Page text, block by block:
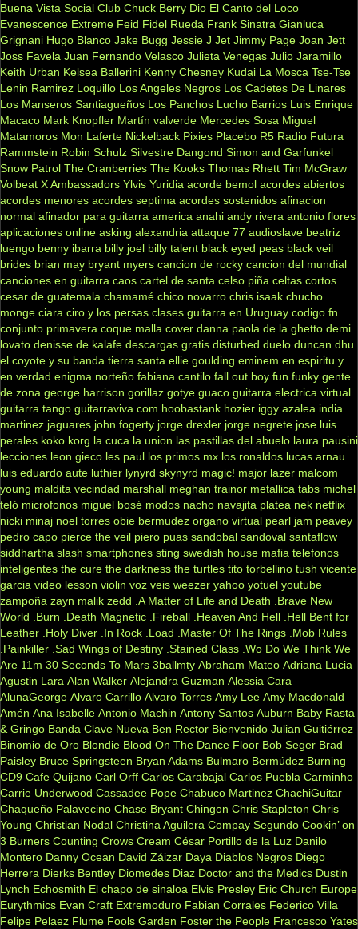
Buena Vista Social Club Chuck Berry Dio El Canto del Loco
Evanescence Extreme Feid Fidel Rueda Frank Sinatra Gianluca
Grignani Hugo Blanco Jake Bugg Jessie J Jet Jimmy Page Joan Jett
Joss Favela Juan Fernando Velasco Julieta Venegas Julio Jaramillo
Keith Urban Kelsea Ballerini Kenny Chesney Kudai La Mosca Tse-Tse
Lenin Ramirez Loquillo Los Angeles Negros Los Cadetes De Linares
Los Manseros Santiagueños Los Panchos Lucho Barrios Luis Enrique
Macaco Mark Knopfler Martín valverde Mercedes Sosa Miguel
Matamoros Mon Laferte Nickelback Pixies Placebo R5 Radio Futura
Rammstein Robin Schulz Silvestre Dangond Simon and Garfunkel
Snow Patrol The Cranberries The Kooks Thomas Rhett Tim McGraw
Volbeat X Ambassadors Ylvis Yuridia acorde bemol acordes abiertos
acordes menores acordes septima acordes sostenidos afinacion
normal afinador para guitarra america anahi andy rivera antonio flores
aplicaciones online asking alexandria attaque 77 audioslave beatriz
luengo benny ibarra billy joel billy talent black eyed peas black veil
brides brian may bryant myers cancion de rocky cancion del mundial
canciones en guitarra caos cartel de santa celso piña celtas cortos
cesar de guatemala chamamé chico novarro chris isaak chucho
monge ciara ciro y los persas clases guitarra en Uruguay codigo fn
conjunto primavera coque malla cover danna paola de la ghetto demi
lovato denisse de kalafe descargas gratis disturbed duelo duncan dhu
el coyote y su banda tierra santa ellie goulding eminem en espiritu y
en verdad enigma norteño fabiana cantilo fall out boy fun funky gente
de zona george harrison gorillaz gotye guaco guitarra electrica virtual
guitarra tango guitarraviva.com hoobastank hozier iggy azalea india
martinez jaguares john fogerty jorge drexler jorge negrete jose luis
perales koko korg la cuca la union las pastillas del abuelo laura pausini
lecciones leon gieco les paul los primos mx los ronaldos lucas arnau
luis eduardo aute luthier lynyrd skynyrd magic! major lazer malcom
young maldita vecindad marshall meghan trainor metallica tabs michel
teló microfonos miguel bosé modos nacho navajita platea nek netflix
nicki minaj noel torres obie bermudez organo virtual pearl jam peavey
pedro capo pierce the veil piero puas sandobal sandoval santaflow
siddhartha slash smartphones sting swedish house mafia telefonos
inteligentes the cure the darkness the turtles tito torbellino tush vicente
garcia video lesson violin voz veis weezer yahoo yotuel youtube
zampoña zayn malik zedd .A Matter of Life and Death
.Brave New
World
.Burn .Death Magnetic .Fireball .Heaven And Hell .Hell Bent for
Leather .Holy Diver .In Rock .Load .Master Of The Rings .Mob Rules
.Painkiller .Sad Wings of Destiny .Stained Class .Wo Do We Think We
Are 11m 30 Seconds To Mars 3ballmty Abraham Mateo Adriana Lucia
Agustin Lara Alan Walker Alejandra Guzman Alessia Cara
AlunaGeorge Alvaro Carrillo Alvaro Torres Amy Lee Amy Macdonald
Amén Ana Isabelle Antonio Machin Antony Santos Auburn Baby Rasta
& Gringo Banda Clave Nueva Ben Rector Bienvenido Julian Guitiérrez
Binomio de Oro Blondie Blood On The Dance Floor Bob Seger Brad
Paisley Bruce Springsteen Bryan Adams Bulmaro Bermúdez Burning
CD9 Cafe Quijano Carl Orff Carlos Carabajal Carlos Puebla Carminho
Carrie Underwood Cassadee Pope Chabuco Martinez ChachiGuitar
Chaqueño Palavecino Chase Bryant Chingon Chris Stapleton Chris
Young Christian Nodal Christina Aguilera Compay Segundo Cookin’ on
3 Burners Counting Crows Cream César Portillo de la Luz Danilo
Montero Danny Ocean David Záizar Daya Diablos Negros Diego
Herrera Dierks Bentley Diomedes Diaz Doctor and the Medics Dustin
Lynch Echosmith El chapo de sinaloa Elvis Presley Eric Church Europe
Eurythmics Evan Craft Extremoduro Fabian Corrales Federico Villa
Felipe Pelaez Flume Fools Garden Foster the People Francesco Yates